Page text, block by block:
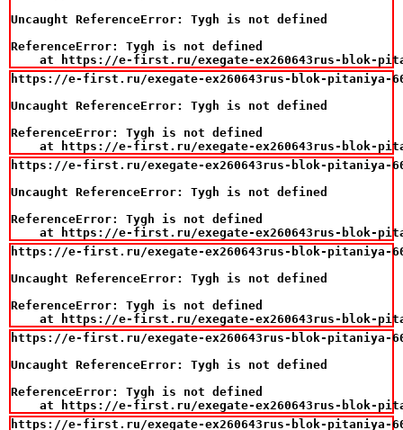
Uncaught ReferenceError: Tygh is not defined
ReferenceError: Tygh is not defined
at https://e-first.ru/exegate-ex260643rus-blok-
https://e-first.ru/exegate-ex260643rus-blok-pitaniya-
Uncaught ReferenceError: Tygh is not defined
ReferenceError: Tygh is not defined
at https://e-first.ru/exegate-ex260643rus-blok-
https://e-first.ru/exegate-ex260643rus-blok-pitaniya-
Uncaught ReferenceError: Tygh is not defined
ReferenceError: Tygh is not defined
at https://e-first.ru/exegate-ex260643rus-blok-
https://e-first.ru/exegate-ex260643rus-blok-pitaniya-
Uncaught ReferenceError: Tygh is not defined
ReferenceError: Tygh is not defined
at https://e-first.ru/exegate-ex260643rus-blok-
https://e-first.ru/exegate-ex260643rus-blok-pitaniya-
Uncaught ReferenceError: Tygh is not defined
ReferenceError: Tygh is not defined
at https://e-first.ru/exegate-ex260643rus-blok-
https://e-first.ru/exegate-ex260643rus-blok-pitaniya-